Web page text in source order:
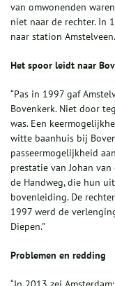
van omwonenden
niet naar de rechter. In
naar station
Het spoor leidt naar
“Pas in 1997 gaf
Bovenkerk. Niet door
was. Een
witte baanhuis bij
passeermogelijkheid
prestatie van Johan
de Handweg, die hun
bovenleiding. De
1997 werd de
Diepen.”
Problemen en redding